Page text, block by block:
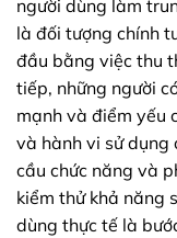
người dùng làm
là đối tượng chính
đầu bằng việc thu
tiếp, những người
mạnh và điểm yếu
và hành vi sử dụng
cầu chức năng và
kiểm thử khả năng
dùng thực tế là